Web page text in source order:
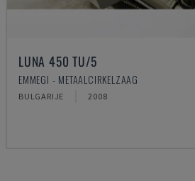
LUNA 450 TU/5
EMMEGI - METAALCIRKELZAAG
BULGARIJE 2008